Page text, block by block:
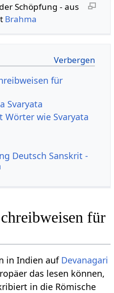
Schöpfung - aus
Brahma
für
Svaryata
Wörter wie Svaryata
Deutsch Sanskrit -
für
in Indien auf Devanagari
das lesen können,
in die Römische